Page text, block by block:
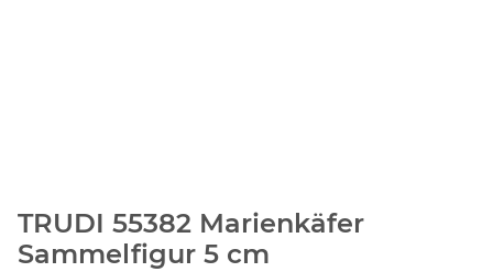
TRUDI 55382 Marienkäfer
Sammelfigur 5 cm